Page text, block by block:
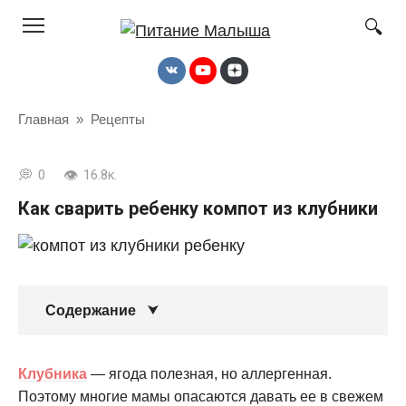
Главная » Рецепты
0 16.8к.
Как сварить ребенку компот из клубники
Содержание
Клубника — ягода полезная, но аллергенная.
Поэтому многие мамы опасаются давать ее в свежем